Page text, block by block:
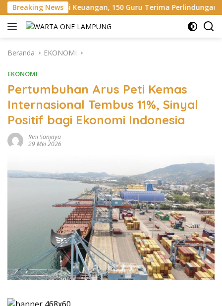
Langsung
ke
konten
Breaking News
150 Guru Terima Perlindungan Asuransi Jiwa
Beranda EKONOMI
EKONOMI
Pertumbuhan Arus Peti Kemas
Internasional Tembus 11%, Sinyal
Positif bagi Ekonomi Indonesia
Rini Sanjaya
29 Mei 2026